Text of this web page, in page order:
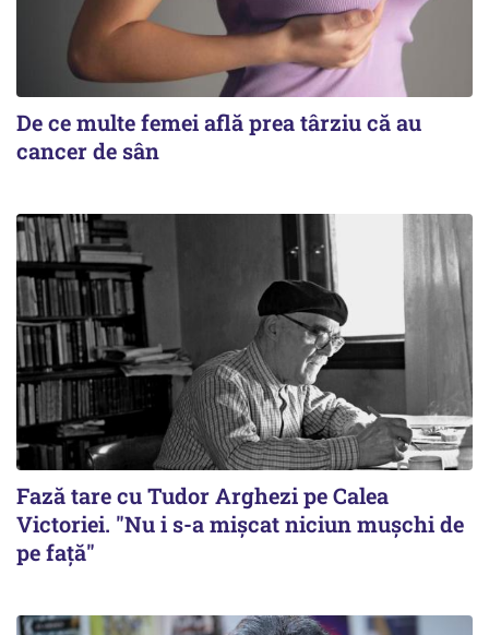
De ce multe femei află prea târziu că au
cancer de sân
Fază tare cu Tudor Arghezi pe Calea
Victoriei. "Nu i s-a mişcat niciun muşchi de
pe faţă"